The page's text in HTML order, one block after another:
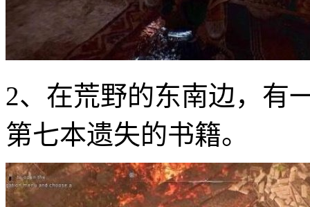
2、在荒野的东南边，有
第七本遗失的书籍。